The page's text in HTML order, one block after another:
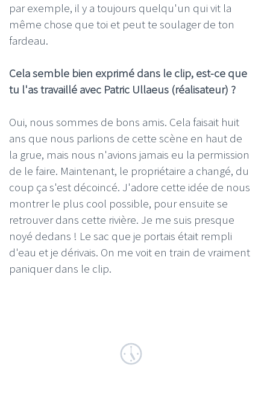
par exemple, il y a toujours quelqu'un qui vit la
même chose que toi et peut te soulager de ton
fardeau.
Cela semble bien exprimé dans le clip, est-ce que
tu l'as travaillé avec Patric Ullaeus (réalisateur) ?
Oui, nous sommes de bons amis. Cela faisait huit
ans que nous parlions de cette scène en haut de
la grue, mais nous n'avions jamais eu la permission
de le faire. Maintenant, le propriétaire a changé, du
coup ça s'est décoincé. J'adore cette idée de nous
montrer le plus cool possible, pour ensuite se
retrouver dans cette rivière. Je me suis presque
noyé dedans ! Le sac que je portais était rempli
d'eau et je dérivais. On me voit en train de vraiment
paniquer dans le clip.